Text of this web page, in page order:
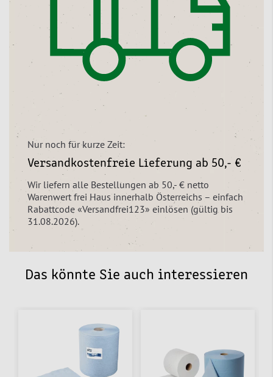
Nur noch für kurze Zeit:
Versandkostenfreie Lieferung ab 50,- €
Wir liefern alle Bestellungen ab 50,- € netto
Warenwert frei Haus innerhalb Österreichs – einfach
Rabattcode «Versandfrei123» einlösen (gültig bis
31.08.2026).
Das könnte Sie auch interessieren